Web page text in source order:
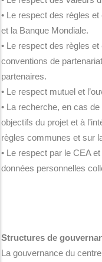
• Le respect des règles
et la Banque Mondiale.
• Le respect des règles
conventions de
partenaires.
• Le respect mutuel et
• La recherche, en cas
objectifs du projet et à
règles communes et sur
• Le respect par le CEA
données personnelles
Structures de
La gouvernance du